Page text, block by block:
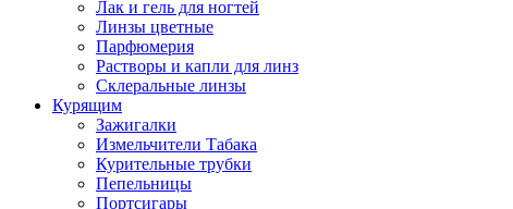
Лак и гель для ногтей
Линзы цветные
Парфюмерия
Растворы и капли для линз
Склеральные линзы
Курящим
Зажигалки
Измельчители Табака
Курительные трубки
Пепельницы
Портсигары